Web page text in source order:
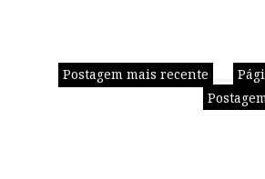
Postagem mais recente